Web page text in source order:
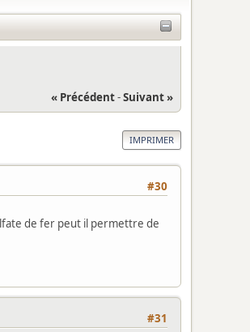
« Précédent-Suivant »
IMPRIMER
#30
de fer peut il permettre de
#31